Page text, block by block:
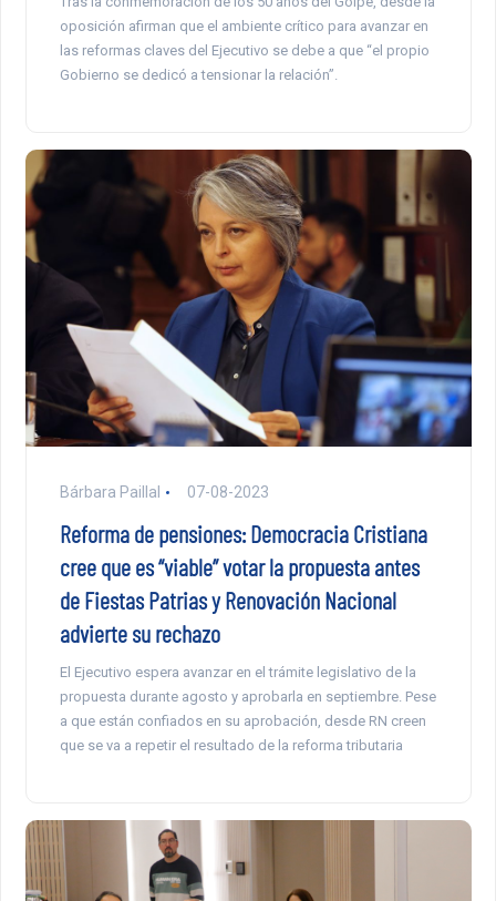
oposición afirman que el ambiente crítico para avanzar en
las reformas claves del Ejecutivo se debe a que “el propio
Gobierno se dedicó a tensionar la relación”.
Bárbara Paillal 07-08-2023
Reforma de pensiones: Democracia Cristiana
cree que es “viable” votar la propuesta antes
de Fiestas Patrias y Renovación Nacional
advierte su rechazo
El Ejecutivo espera avanzar en el trámite legislativo de la
propuesta durante agosto y aprobarla en septiembre. Pese
a que están confiados en su aprobación, desde RN creen
que se va a repetir el resultado de la reforma tributaria